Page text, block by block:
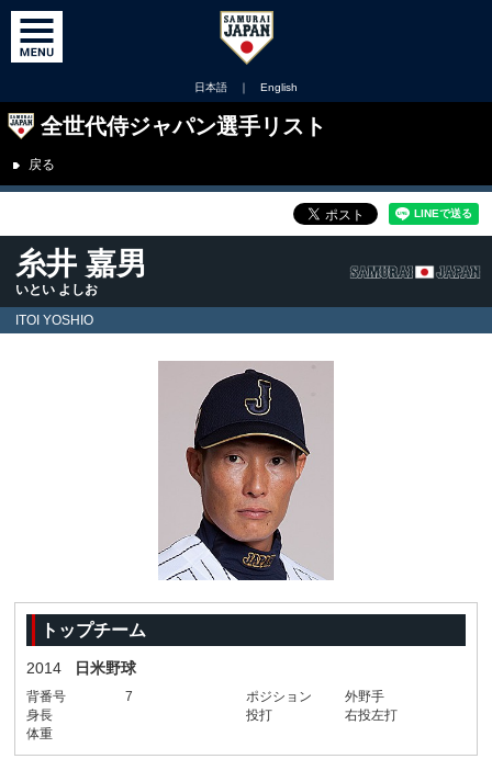
日本語 ｜ English
全世代侍ジャパン選手リスト
戻る
糸井 嘉男
いとい よしお
ITOI YOSHIO
トップチーム
2014 日米野球
背番号 7 ポジション
外野手
身長
投打
右投左打
体重